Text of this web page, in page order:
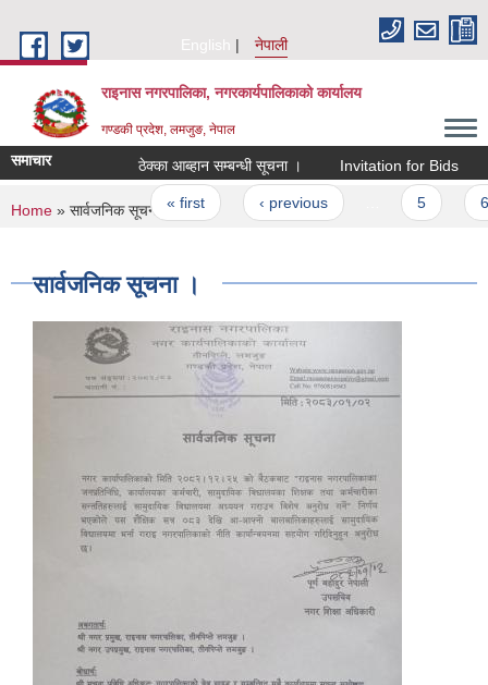
English
नेपाली
राइनास नगरपालिका, नगरकार्यपालिकाको कार्यालय
गण्डकी प्रदेश, लमजुङ, नेपाल
समाचार ठेक्का आब्हान सम्बन्धी सूचना । Invitation for Bids
Pages
« first ‹ previous 5 6
You are here
Home » सार्वजनिक सूचना ।
सार्वजनिक सूचना ।